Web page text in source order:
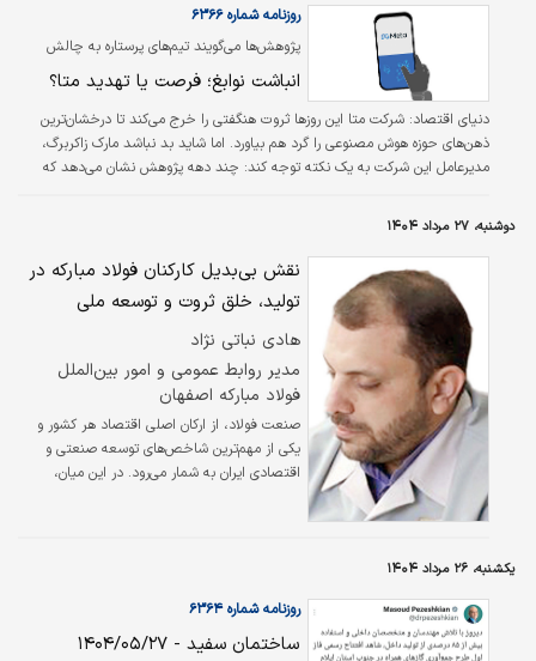
مزایای مالی نزدیکی به یکی از قدرتمندترین
خانواده‌های آمریکا بهره‌مند شوند.
پژوهش‌ها می‌گویند تیم‌های پرستاره به چالش
مدیریتی قرن تبدیل شده‌اند
روزنامه شماره ۶۳۶۶
انباشت نوابغ؛ فرصت یا تهدید متا؟
دنیای اقتصاد: شرکت متا این روزها ثروت هنگفتی را خرج می‌کند تا درخشان‌ترین
ذهن‌های حوزه هوش مصنوعی را گرد هم بیاورد. اما شاید بد نباشد مارک زاکربرگ،
مدیرعامل این شرکت به یک نکته توجه کند: چند دهه پژوهش نشان می‌دهد که
دوشنبه، ۲۷ مرداد ۱۴۰۴
نقش بی‌بدیل کارکنان فولاد مبارکه در
تولید، خلق ثروت و توسعه ملی
هادی نباتی نژاد
مدیر روابط عمومی و امور بین‌الملل
فولاد مبارکه اصفهان
صنعت فولاد، از ارکان اصلی اقتصاد هر کشور و
یکی از مهم‌ترین شاخص‌های توسعه صنعتی و
اقتصادی ایران به شمار می‌رود. در این میان،
یکشنبه، ۲۶ مرداد ۱۴۰۴
روزنامه شماره ۶۳۶۴
ساختمان سفید - ۱۴۰۴/۰۵/۲۷